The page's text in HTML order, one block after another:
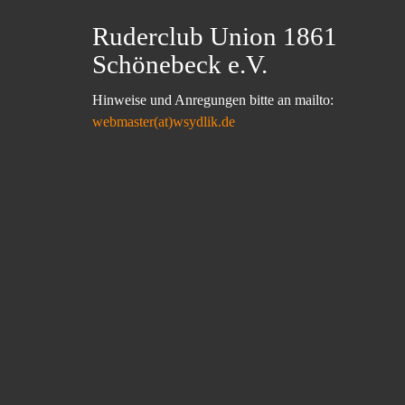
Ruderclub Union 1861
Schönebeck e.V.
Hinweise und Anregungen bitte an mailto:
webmaster(at)wsydlik.de